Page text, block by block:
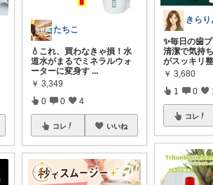
たちこ
💧これ、買わなきゃ損！水
道水がまるでミネラルウォ
ーターに変身す ...
￥ 3,349
0 0 4
コレ いいね
✨毎日の歯
清潔で気持
がスッキリ整
￥ 3,680
1 0
コレ